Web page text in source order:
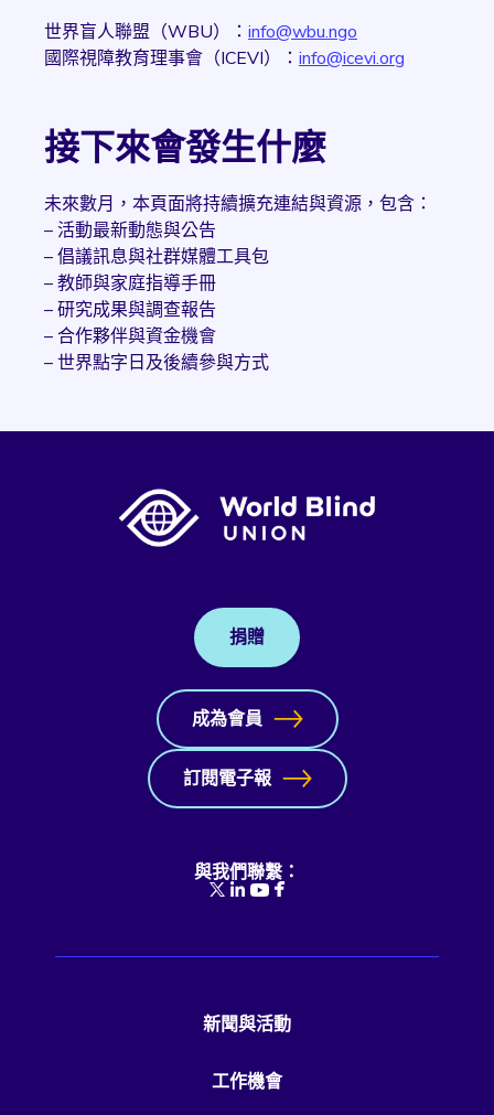
世界盲人聯盟（WBU）： info@wbu.ngo
國際視障教育理事會（ICEVI）： info@icevi.org
接下來會發生什麼
未來數月，本頁面將持續擴充連結與資源，包含：
– 活動最新動態與公告
– 倡議訊息與社群媒體工具包
– 教師與家庭指導手冊
– 研究成果與調查報告
– 合作夥伴與資金機會
– 世界點字日及後續參與方式
捐贈
成為會員
訂閱電子報
與我們聯繫：
新聞與活動
工作機會